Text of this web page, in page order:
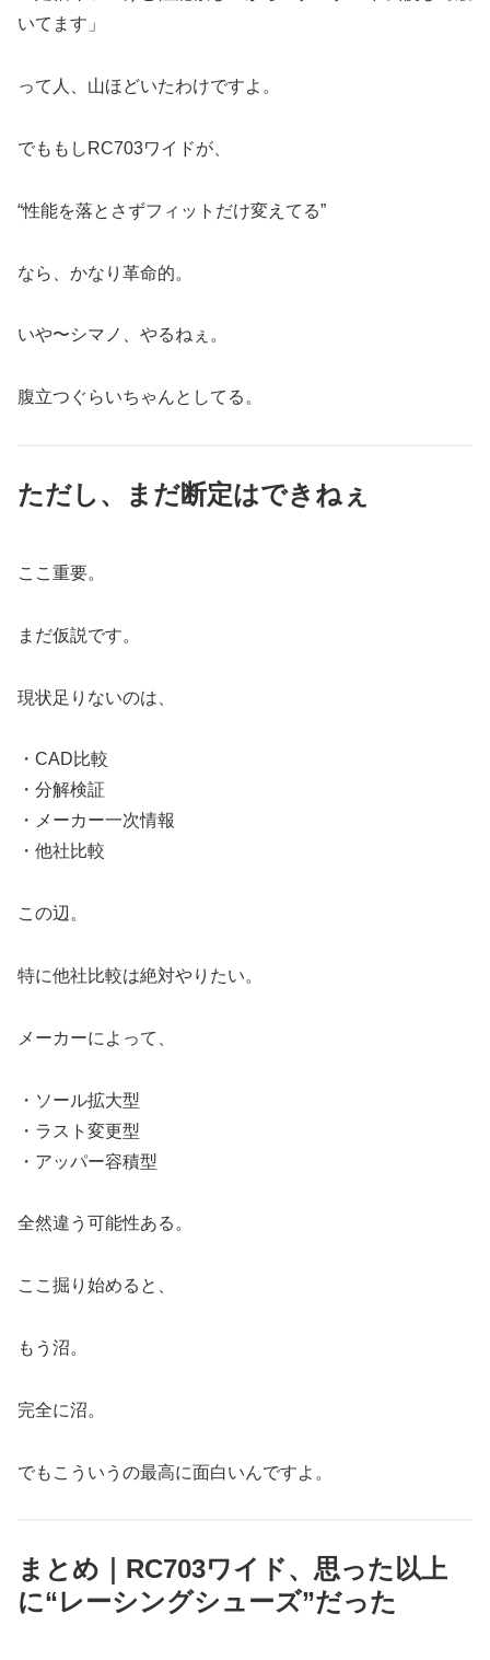
いてます」
って人、山ほどいたわけですよ。
でももしRC703ワイドが、
“性能を落とさずフィットだけ変えてる”
なら、かなり革命的。
いや〜シマノ、やるねぇ。
腹立つぐらいちゃんとしてる。
ただし、まだ断定はできねぇ
ここ重要。
まだ仮説です。
現状足りないのは、
・CAD比較
・分解検証
・メーカー一次情報
・他社比較
この辺。
特に他社比較は絶対やりたい。
メーカーによって、
・ソール拡大型
・ラスト変更型
・アッパー容積型
全然違う可能性ある。
ここ掘り始めると、
もう沼。
完全に沼。
でもこういうの最高に面白いんですよ。
まとめ｜RC703ワイド、思った以上
に“レーシングシューズ”だった